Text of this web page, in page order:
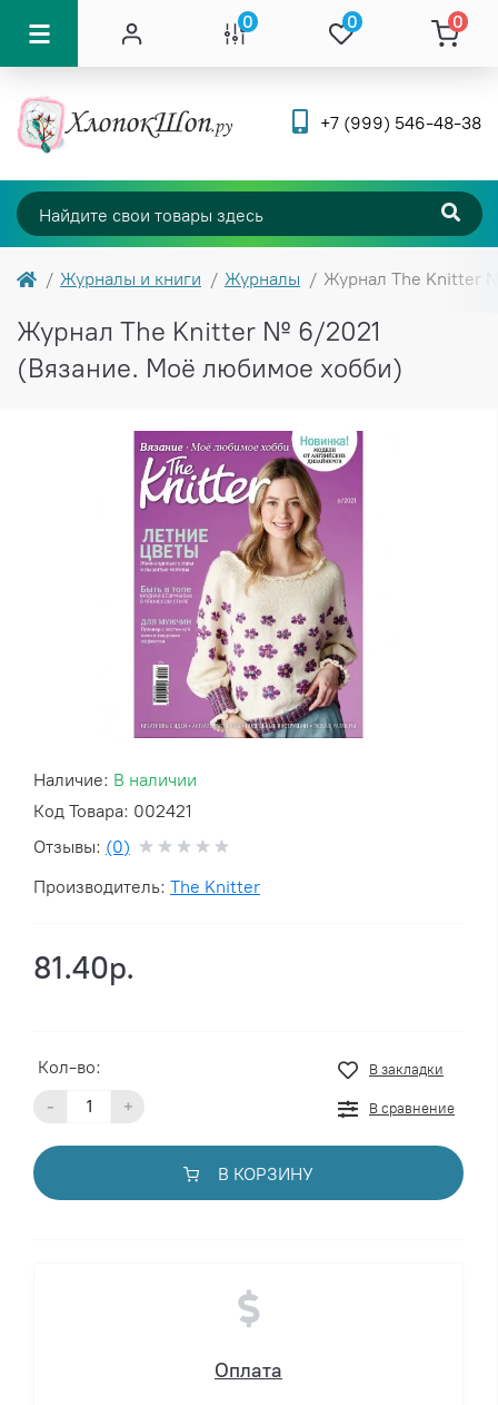
0 0 0
+7 (999) 546-48-38
Журналы и книги Журналы Журнал The Knitter
Журнал The Knitter № 6/2021
(Вязание. Моё любимое хобби)
Наличие: В наличии
Код Товара: 002421
Отзывы: (0)
Производитель: The Knitter
81.40р.
Кол-во:
- +
В закладки
В сравнение
В КОРЗИНУ
Оплата